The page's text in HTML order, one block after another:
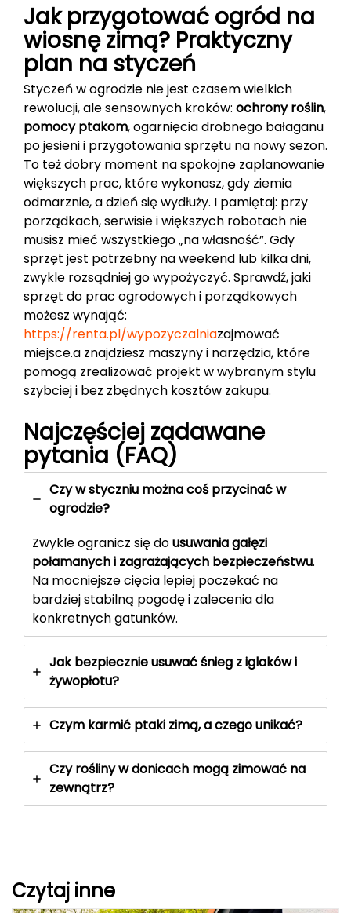
Jak przygotować ogród na
wiosnę zimą? Praktyczny
plan na styczeń
Styczeń w ogrodzie nie jest czasem wielkich
rewolucji, ale sensownych kroków: ochrony roślin,
pomocy ptakom, ogarnięcia drobnego bałaganu
po jesieni i przygotowania sprzętu na nowy sezon.
To też dobry moment na spokojne zaplanowanie
większych prac, które wykonasz, gdy ziemia
odmarznie, a dzień się wydłuży. I pamiętaj: przy
porządkach, serwisie i większych robotach nie
musisz mieć wszystkiego „na własność”. Gdy
sprzęt jest potrzebny na weekend lub kilka dni,
zwykle rozsądniej go wypożyczyć. Sprawdź, jaki
sprzęt do prac ogrodowych i porządkowych
możesz wynająć:
https://renta.pl/wypozyczalniazajmować
miejsce.a znajdziesz maszyny i narzędzia, które
pomogą zrealizować projekt w wybranym stylu
szybciej i bez zbędnych kosztów zakupu.
Najczęściej zadawane
pytania (FAQ)
Czy w styczniu można coś przycinać w
ogrodzie?
Zwykle ogranicz się dousuwania gałęzi
połamanych i zagrażających bezpieczeństwu.
Na mocniejsze cięcia lepiej poczekać na
bardziej stabilną pogodę i zalecenia dla
konkretnych gatunków.
Jak bezpiecznie usuwać śnieg z iglaków i
żywopłotu?
Czym karmić ptaki zimą, a czego unikać?
Czy rośliny w donicach mogą zimować na
zewnątrz?
Czytaj inne